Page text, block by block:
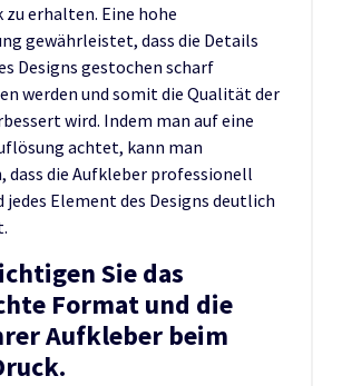
erhalten. Eine hohe
gewährleistet, dass die Details
Designs gestochen scharf
werden und somit die Qualität der
wird. Indem man auf eine
achtet, kann man
dass die Aufkleber professionell
jedes Element des Designs deutlich
Sie das
Format und die
Aufkleber beim